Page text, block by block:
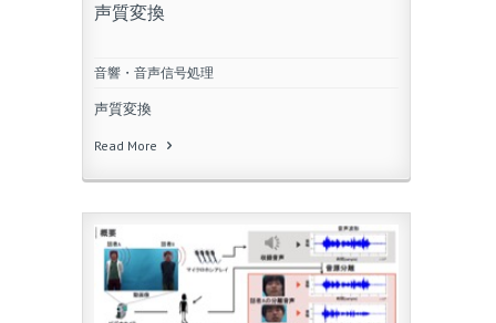
声質変換
音響・音声信号処理
声質変換
Read More